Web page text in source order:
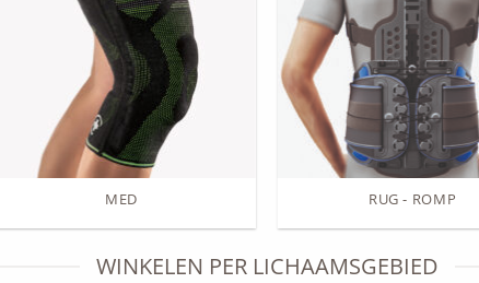
MED RUG - ROMP
WINKELEN PER LICHAAMSGEBIED